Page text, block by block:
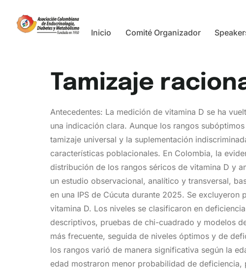
Inicio Comité Organizador
Tamizaje
Antecedentes: La medición de vitamina D se ha
una indicación clara. Aunque los rangos
tamizaje universal y la suplementación
características poblacionales. En Colombia, la
distribución de los rangos séricos de vitamina D y
un estudio observacional, analítico y transversal,
en una IPS de Cúcuta durante 2025. Se
vitamina D. Los niveles se clasificaron en
descriptivos, pruebas de chi-cuadrado y modelos
más frecuente, seguida de niveles óptimos y de
los rangos varió de manera significativa según la
edad mostraron menor probabilidad de